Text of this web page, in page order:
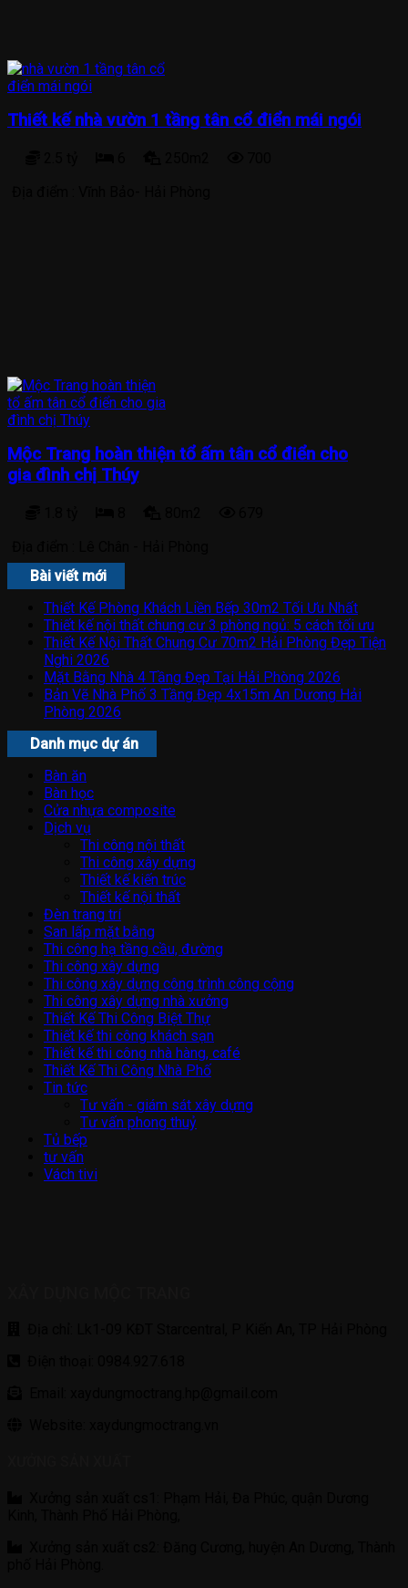
Thiết kế nhà vườn 1 tầng tân cổ điển mái ngói
Mộc Trang hoàn thiện tổ ấm tân cổ điển cho
gia đình chị Thúy
Bài viết mới
Thiết Kế Phòng Khách Liền Bếp 30m2 Tối Ưu Nhất
Thiết kế nội thất chung cư 3 phòng ngủ: 5 cách tối ưu
Thiết Kế Nội Thất Chung Cư 70m2 Hải Phòng Đẹp Tiện
Nghi 2026
Mặt Bằng Nhà 4 Tầng Đẹp Tại Hải Phòng 2026
Bản Vẽ Nhà Phố 3 Tầng Đẹp 4x15m An Dương Hải
Phòng 2026
Danh mục dự án
Bàn ăn
Bàn học
Cửa nhựa composite
Dịch vụ
Thi công nội thất
Thi công xây dựng
Thiết kế kiến trúc
Thiết kế nội thất
Đèn trang trí
San lấp mặt bằng
Thi công hạ tầng cầu, đường
Thi công xây dựng
Thi công xây dựng công trình công cộng
Thi công xây dựng nhà xưởng
Thiết Kế Thi Công Biệt Thự
Thiết kế thi công khách sạn
Thiết kế thi công nhà hàng, café
Thiết Kế Thi Công Nhà Phố
Tin tức
Tư vấn - giám sát xây dựng
Tư vấn phong thuỷ
Tủ bếp
tư vấn
Vách tivi